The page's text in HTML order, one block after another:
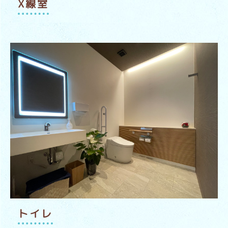
X線室
トイレ